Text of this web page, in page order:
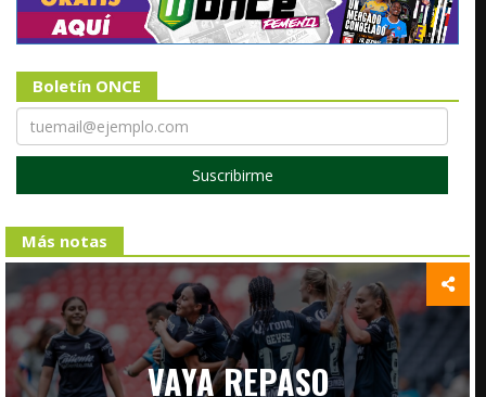
Boletín ONCE
Suscribirme
Más notas
VAYA REPASO